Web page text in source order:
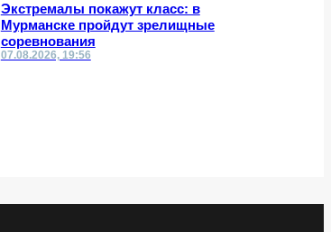
Экстремалы покажут класс: в
Мурманске пройдут зрелищные
соревнования
07.08.2026, 19:56